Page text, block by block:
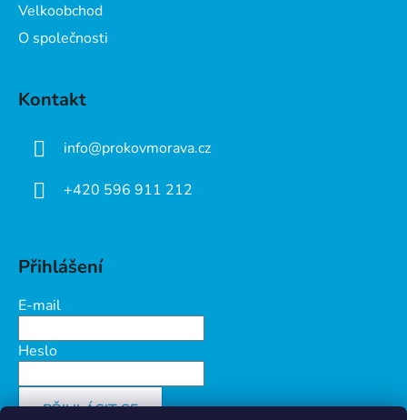
Velkoobchod
O společnosti
Kontakt
info@prokovmorava.cz
+420 596 911 212
Přihlášení
E-mail
Heslo
PŘIHLÁSIT SE